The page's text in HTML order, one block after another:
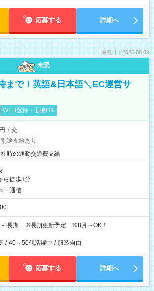
応募する 詳細へ
掲載日：2026.08.09
未読
まで！英語&日本語＼EC運営サ
WEB登録・面接OK
＋交
途支給あり
時の通勤交通費支給
ら徒歩3分
・通信
～長期 ※長期更新予定 ※8月～OK！
/ 40～50代活躍中 / 服装自由
応募する 詳細へ